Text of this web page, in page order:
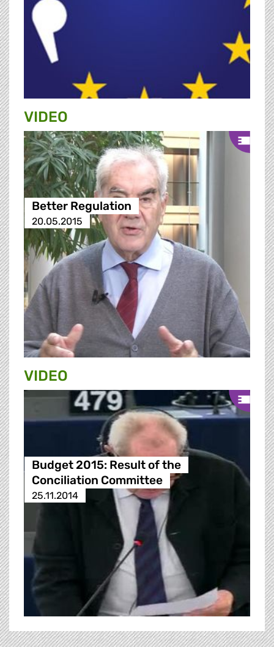
VIDEO
Better Regulation
20.05.2015
VIDEO
Budget 2015: Result of the
Conciliation Committee
25.11.2014